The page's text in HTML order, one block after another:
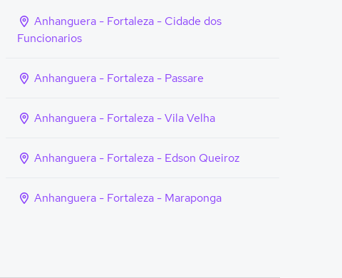
Anhanguera - Fortaleza - Cidade dos
Funcionarios
Anhanguera - Fortaleza - Passare
Anhanguera - Fortaleza - Vila Velha
Anhanguera - Fortaleza - Edson Queiroz
Anhanguera - Fortaleza - Maraponga